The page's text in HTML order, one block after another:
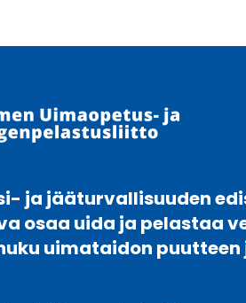
ja jääturvallisuuden
osaa uida ja pelastaa
uimataidon